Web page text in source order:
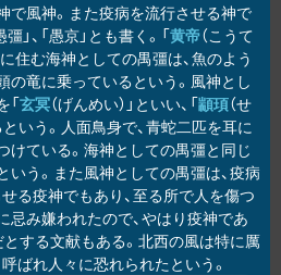
で風神。また疫病を流行させる神で
」、「愚京」とも書く。「黄帝（こうて
住む海神としての禺彊は、魚のよう
の竜に乗っているという。風神とし
「玄冥（げんめい）」といい、「顓頊（せ
という。人面鳥身で、青蛇二匹を耳に
けている。海神としての禺彊と同じ
いう。また風神としての禺彊は、疫病
る疫神でもあり、至る所で人を傷つ
忌み嫌われたので、やはり疫神であ
とする文献もある。北西の風は特に厲
ばれ人々に恐れられたという。